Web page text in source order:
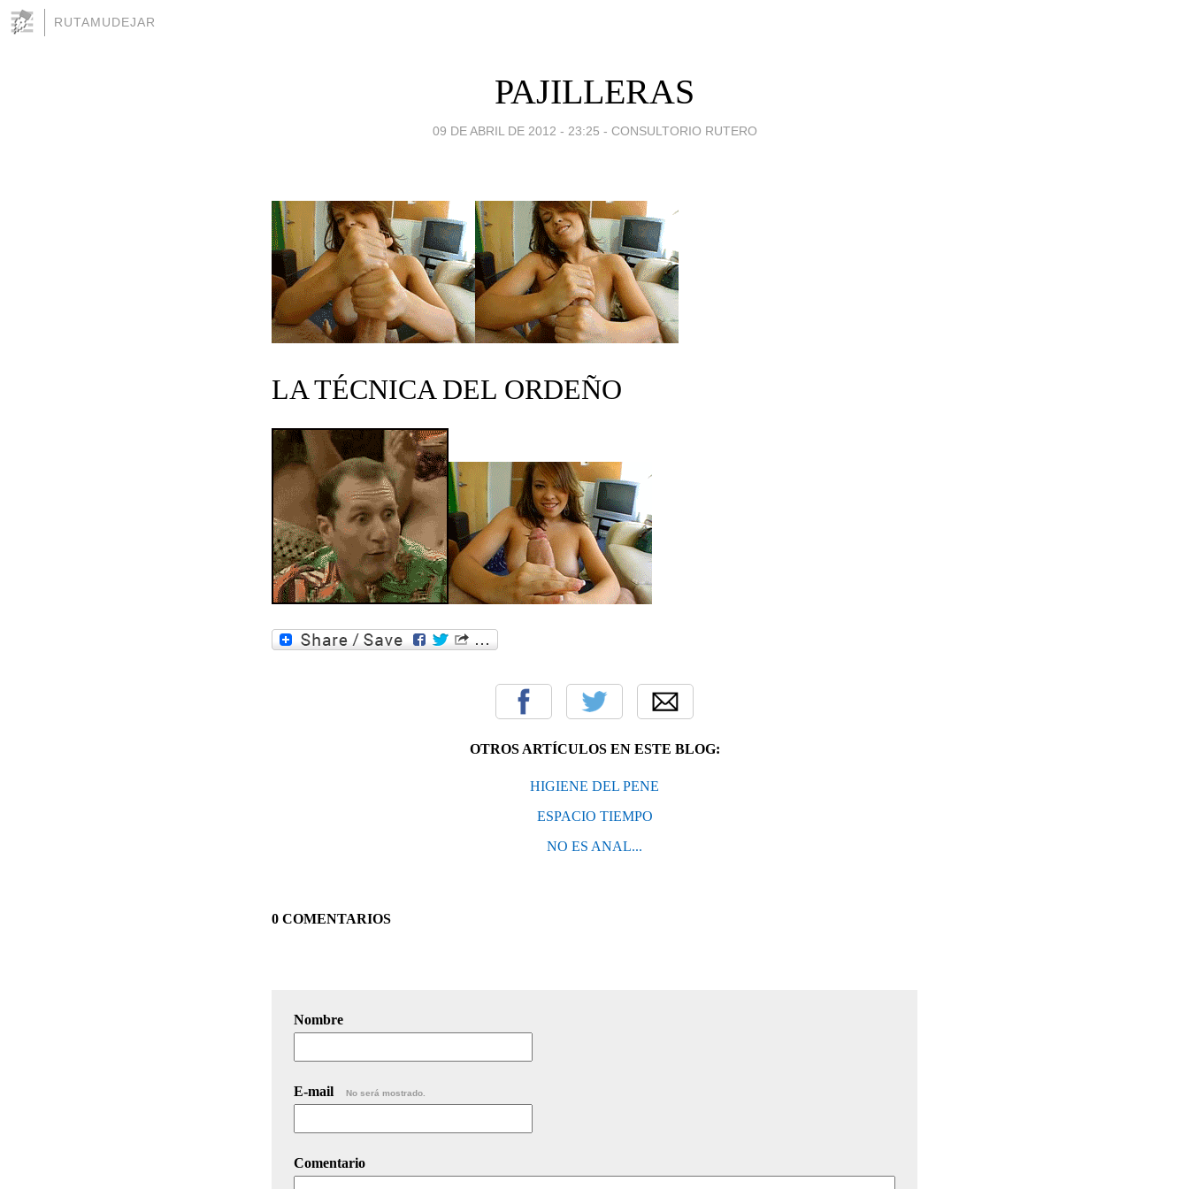
RUTAMUDEJAR
PAJILLERAS
09 DE ABRIL DE 2012 - 23:25 - CONSULTORIO RUTERO
LA TÉCNICA DEL ORDEÑO
OTROS ARTÍCULOS EN ESTE BLOG:
HIGIENE DEL PENE
ESPACIO TIEMPO
NO ES ANAL...
0 COMENTARIOS
Nombre
E-mail No será mostrado.
Comentario